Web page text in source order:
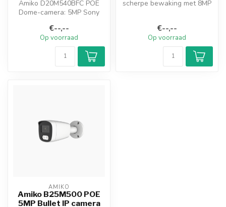
Amiko D20M540BFC POE
Dome-camera: 5MP Sony
metalen behu...
€--,--
Op voorraad
scherpe bewaking met 8MP
€--,--
Op voorraad
AMIKO
Amiko B25M500 POE
5MP Bullet IP camera